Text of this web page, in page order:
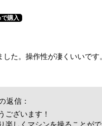
た。操作性が凄くいいで
返信：
ございます！